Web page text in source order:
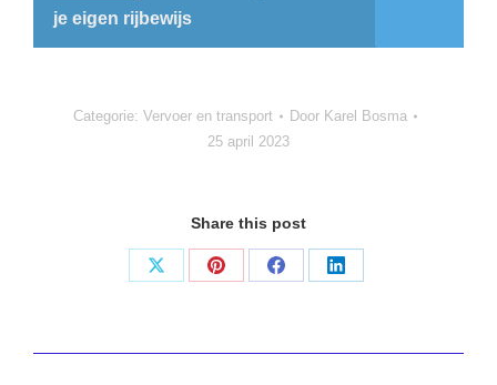
je eigen rijbewijs
Categorie: Vervoer en transport Door Karel Bosma
25 april 2023
Share this post
Deel
Deel
Deel
Deel